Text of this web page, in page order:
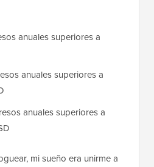
anuales superiores a
anuales superiores a
anuales superiores a
mi sueño era unirme a